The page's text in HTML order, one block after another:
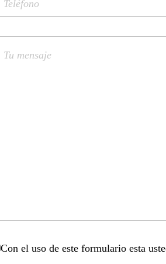
Con el uso de este formulario esta